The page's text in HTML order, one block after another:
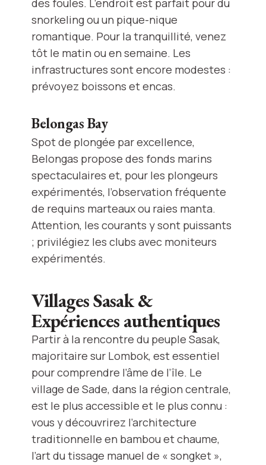
des foules. L’endroit est parfait pour du
snorkeling ou un pique-nique
romantique. Pour la tranquillité, venez
tôt le matin ou en semaine. Les
infrastructures sont encore modestes :
prévoyez boissons et encas.
Belongas Bay
Spot de plongée par excellence,
Belongas propose des fonds marins
spectaculaires et, pour les plongeurs
expérimentés, l’observation fréquente
de requins marteaux ou raies manta.
Attention, les courants y sont puissants
; privilégiez les clubs avec moniteurs
expérimentés.
Villages Sasak &
Expériences authentiques
Partir à la rencontre du peuple Sasak,
majoritaire sur Lombok, est essentiel
pour comprendre l’âme de l’île. Le
village de Sade, dans la région centrale,
est le plus accessible et le plus connu :
vous y découvrirez l’architecture
traditionnelle en bambou et chaume,
l’art du tissage manuel de « songket »,